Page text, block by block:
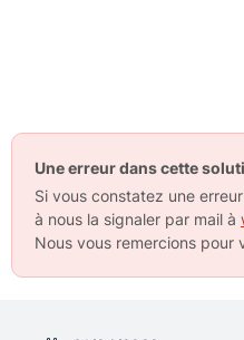
Une erreur dans cette
Si vous constatez une
à nous la signaler par mail à
Nous vous remercions pour